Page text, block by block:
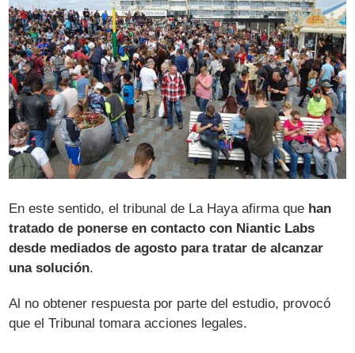
En este sentido, el tribunal de La Haya afirma que han
tratado de ponerse en contacto con Niantic Labs
desde mediados de agosto para tratar de alcanzar
una solución.
Al no obtener respuesta por parte del estudio, provocó
que el Tribunal tomara acciones legales.